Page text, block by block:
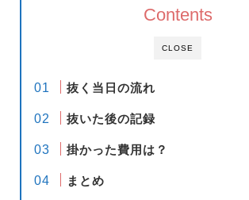
CLOSE
Contents
抜く当日の流れ
抜いた後の記録
掛かった費用は？
まとめ